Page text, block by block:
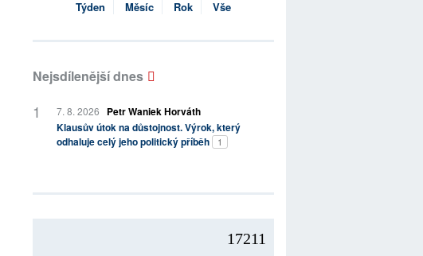
Týden Měsíc Rok Vše
Nejsdílenější dnes
7. 8. 2026
Petr Waniek Horváth
Klausův útok na důstojnost. Výrok, který
odhaluje celý jeho politický příběh
1
17211